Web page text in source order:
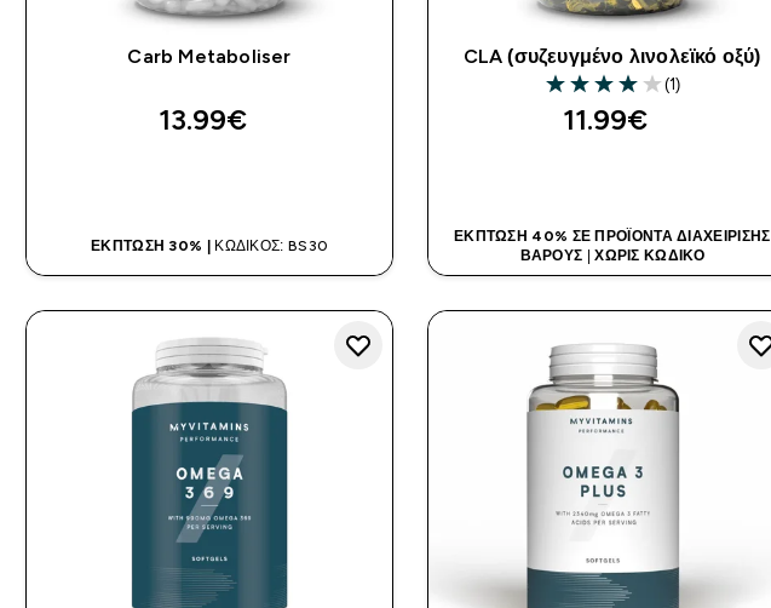
Carb Metaboliser
13.99€‎
ΈΚΠΤΩΣΗ 30% | ΚΩΔΙΚΌΣ: BS30
CLA (συζευγμένο λινολεϊκό οξύ)
4 out of 5 stars
(1)
11.99€‎
ΈΚΠΤΩΣΗ 40% ΣΕ ΠΡΟΪΌΝΤΑ ΔΙΑΧΕΊΡΙΣΗΣ
ΒΆΡΟΥΣ |ΧΩΡΊΣ ΚΩΔΙΚΌ